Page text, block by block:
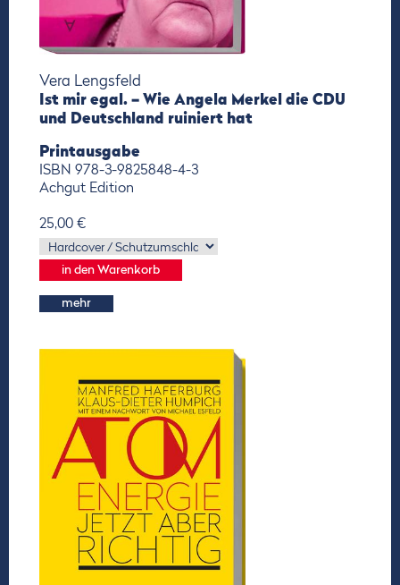
Vera Lengsfeld
Ist mir egal. – Wie Angela Merkel die CDU
und Deutschland ruiniert hat
Printausgabe
ISBN 978-3-9825848-4-3
Achgut Edition
25,00 €
mehr